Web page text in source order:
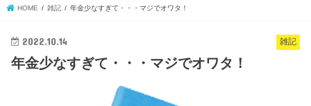
HOME 雑記 年金少なすぎて・・・マジでオワタ！
雑記
2022.10.14
年金少なすぎて・・・マジでオワタ！